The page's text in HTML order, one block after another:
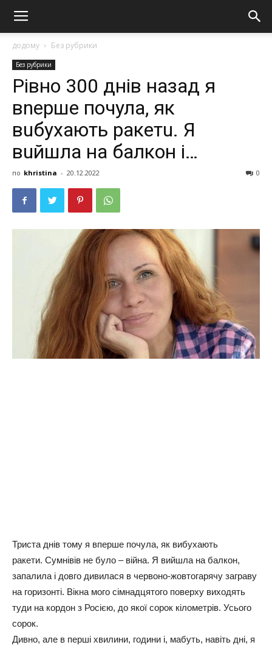
додому Без рубрики
Без рубрики
Рівно 300 днів назад я
вnерше почула, як
вuбухають ракетu. Я
вuйшла на балкон і…
по khristina - 20.12.2022 0
Триста днів тому я вперше почула, як вибухають
ракети. Сумнівів не було – війна. Я вийшла на балкон,
запалила і довго дивилася в червоно-жовтогарячу заграву
на горизонті. Вікна мого сімнадцятого поверху виходять
туди на кордон з Росією, до якої сорок кілометрів. Усього
сорок.
Дивно, але в перші хвилини, години і, мабуть, навіть дні, я